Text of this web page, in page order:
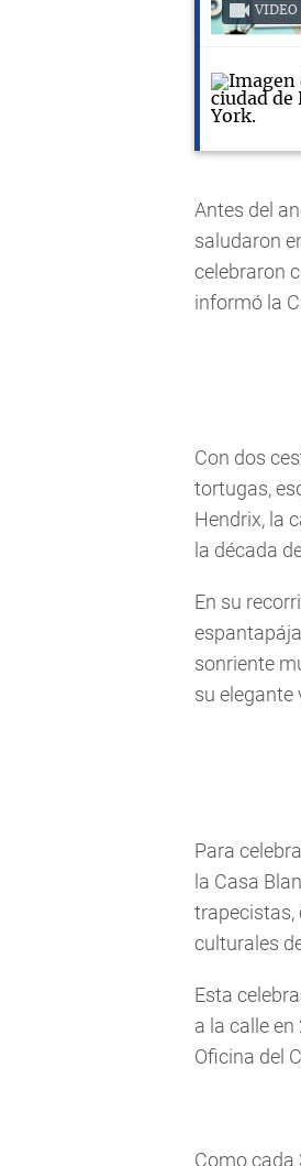
VIDEO
Antes del
saludaron
celebraron
informó la
Con dos
tortugas,
Hendrix, la
la década
En su
sonriente
su elegante
Para
la Casa
trapecistas,
culturales
Esta
a la calle
Oficina del
Como cada